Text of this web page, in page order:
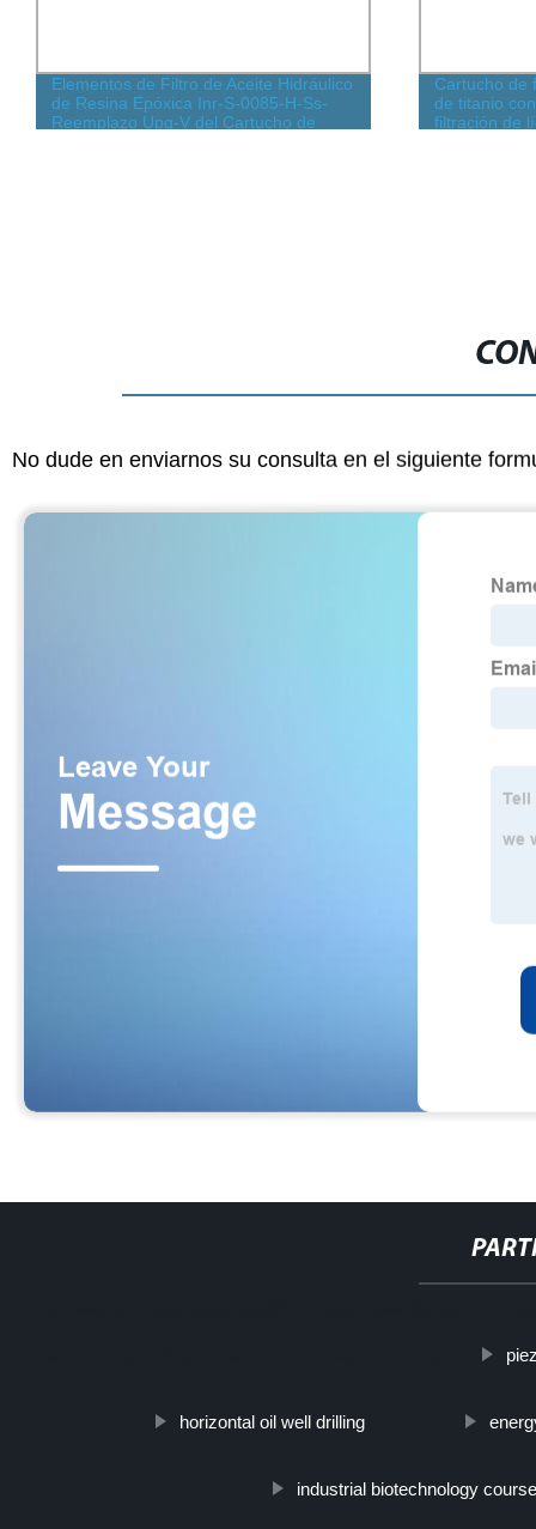
Elementos de Filtro de Aceite Hidráulico
de Resina Epóxica Inr-S-0085-H-Ss-
Reemplazo Upg-V del Cartucho de
Cartucho de
de titanio
filtración de
No dude en enviarnos su consulta en el siguiente
horizontal oil well drilling
industrial biotechnology